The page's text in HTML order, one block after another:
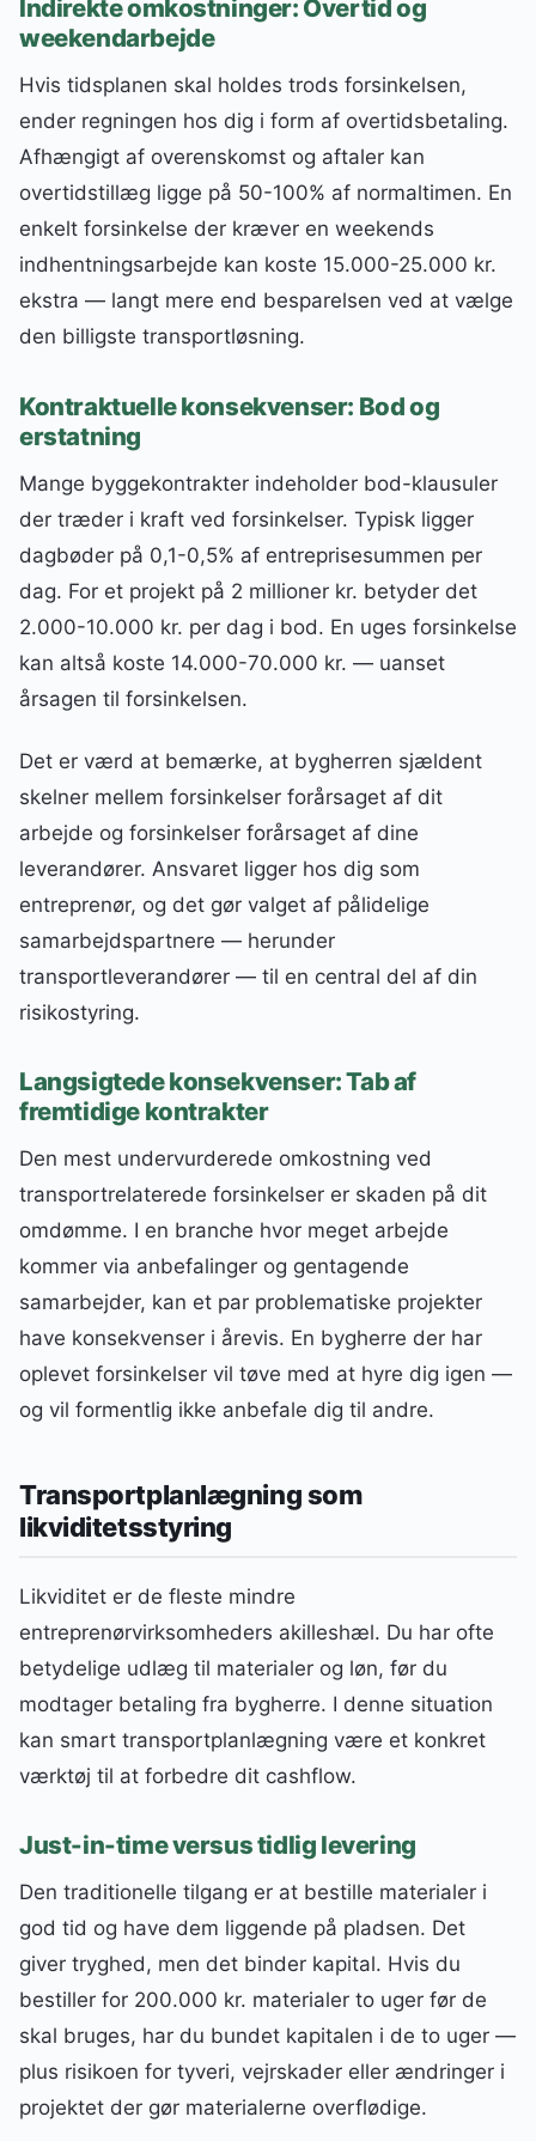
Indirekte omkostninger: Overtid og
weekendarbejde
Hvis tidsplanen skal holdes trods forsinkelsen,
ender regningen hos dig i form af overtidsbetaling.
Afhængigt af overenskomst og aftaler kan
overtidstillæg ligge på 50-100% af normaltimen. En
enkelt forsinkelse der kræver en weekends
indhentningsarbejde kan koste 15.000-25.000 kr.
ekstra — langt mere end besparelsen ved at vælge
den billigste transportløsning.
Kontraktuelle konsekvenser: Bod og
erstatning
Mange byggekontrakter indeholder bod-klausuler
der træder i kraft ved forsinkelser. Typisk ligger
dagbøder på 0,1-0,5% af entreprisesummen per
dag. For et projekt på 2 millioner kr. betyder det
2.000-10.000 kr. per dag i bod. En uges forsinkelse
kan altså koste 14.000-70.000 kr. — uanset
årsagen til forsinkelsen.
Det er værd at bemærke, at bygherren sjældent
skelner mellem forsinkelser forårsaget af dit
arbejde og forsinkelser forårsaget af dine
leverandører. Ansvaret ligger hos dig som
entreprenør, og det gør valget af pålidelige
samarbejdspartnere — herunder
transportleverandører — til en central del af din
risikostyring.
Langsigtede konsekvenser: Tab af
fremtidige kontrakter
Den mest undervurderede omkostning ved
transportrelaterede forsinkelser er skaden på dit
omdømme. I en branche hvor meget arbejde
kommer via anbefalinger og gentagende
samarbejder, kan et par problematiske projekter
have konsekvenser i årevis. En bygherre der har
oplevet forsinkelser vil tøve med at hyre dig igen —
og vil formentlig ikke anbefale dig til andre.
Transportplanlægning som
likviditetsstyring
Likviditet er de fleste mindre
entreprenørvirksomheders akilleshæl. Du har ofte
betydelige udlæg til materialer og løn, før du
modtager betaling fra bygherre. I denne situation
kan smart transportplanlægning være et konkret
værktøj til at forbedre dit cashflow.
Just-in-time versus tidlig levering
Den traditionelle tilgang er at bestille materialer i
god tid og have dem liggende på pladsen. Det
giver tryghed, men det binder kapital. Hvis du
bestiller for 200.000 kr. materialer to uger før de
skal bruges, har du bundet kapitalen i de to uger —
plus risikoen for tyveri, vejrskader eller ændringer i
projektet der gør materialerne overflødige.